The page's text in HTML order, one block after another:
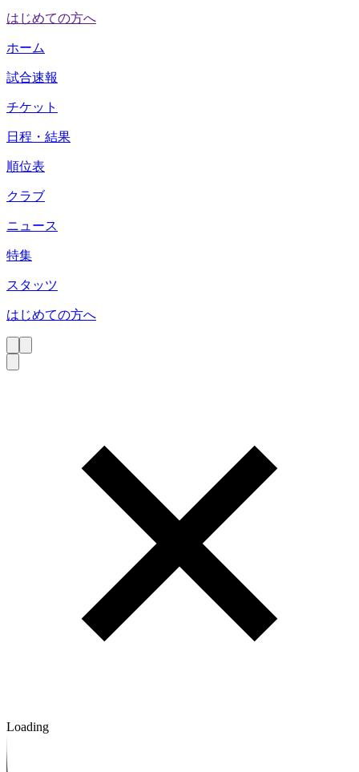
はじめての方へ
ホーム
試合速報
チケット
日程・結果
順位表
クラブ
ニュース
特集
スタッツ
はじめての方へ
Loading